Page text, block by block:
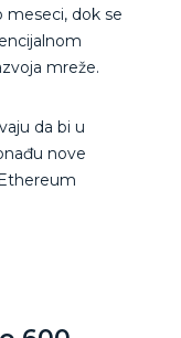
meseci, dok se
mreže.
da bi u
nove